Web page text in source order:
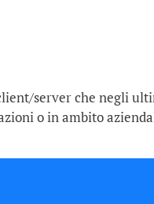
server che negli
o in ambito